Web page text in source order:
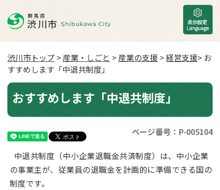
渋川市トップ >産業・しごと >産業の支援 >経営支援> お
すすめします「中退共制度」
おすすめします「中退共制度」
ページ番号：P-005104
中退共制度（中小企業退職金共済制度）は、中小企業
の事業主が、従業員の退職金を計画的に準備できる国の
制度です。